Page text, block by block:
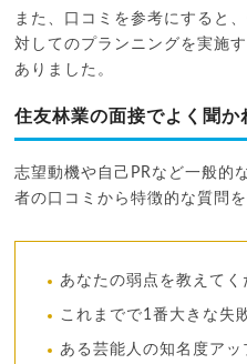
また、口コミを参考にすると
対してのプランニングを実施
ありました。
住友林業の面接でよく聞か
志望動機や自己PRなど一般的
者の口コミから特徴的な質問
あなたの弱点を教えてく
これまでで1番大きな失
ある芸能人の知名度ア